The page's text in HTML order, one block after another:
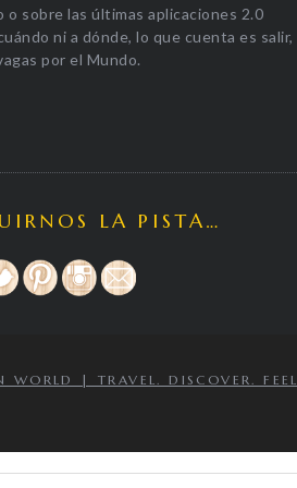
sobre las últimas aplicaciones 2.0
ni a dónde, lo que cuenta es salir,
por el Mundo.
LA PISTA…
WORLD | TRAVEL. DISCOVER. FEEL.